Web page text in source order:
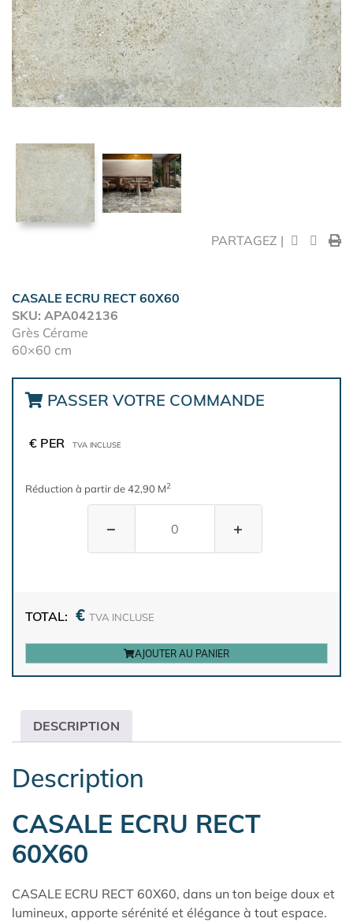
PARTAGEZ |
CASALE ECRU RECT 60X60
SKU: APA042136
Grès Cérame
60×60 cm
PASSER VOTRE COMMANDE
€ PER TVA INCLUSE
Réduction à partir de 42,90 M2
− +
TOTAL: € TVA INCLUSE
AJOUTER AU PANIER
DESCRIPTION
Description
CASALE ECRU RECT
60X60
CASALE ECRU RECT 60X60, dans un ton beige doux et
lumineux, apporte sérénité et élégance à tout espace.